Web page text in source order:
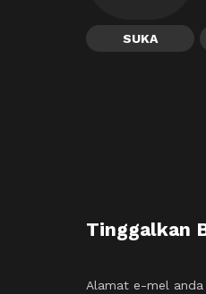
SUKA
Tinggalkan
Alamat e-mel anda